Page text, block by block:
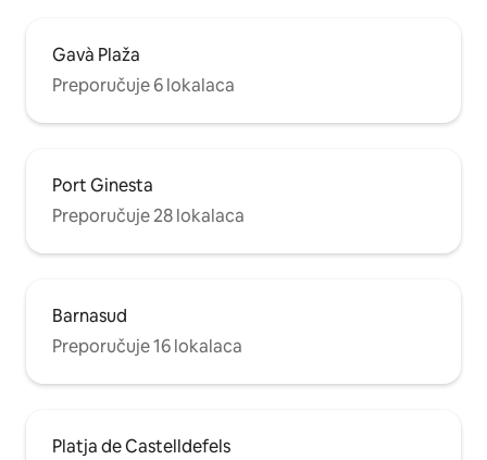
Gavà Plaža
Preporučuje 6 lokalaca
Port Ginesta
Preporučuje 28 lokalaca
Barnasud
Preporučuje 16 lokalaca
Platja de Castelldefels